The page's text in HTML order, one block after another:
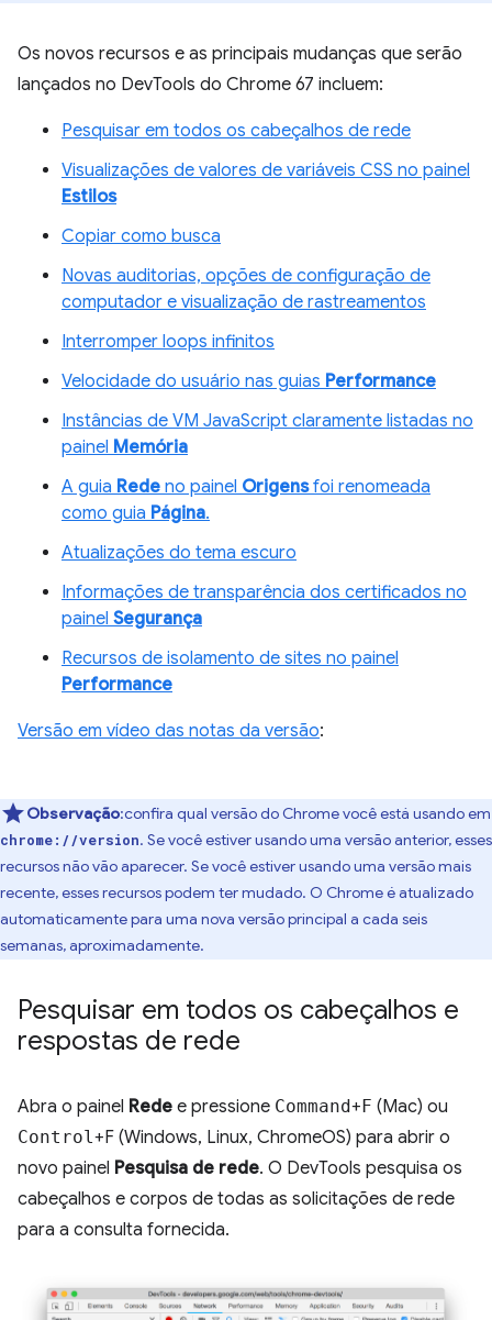
Os novos recursos e as principais mudanças que serão
lançados no DevTools do Chrome 67 incluem:
Pesquisar em todos os cabeçalhos de rede
Visualizações de valores de variáveis CSS no painel
Estilos
Copiar como busca
Novas auditorias, opções de configuração de
computador e visualização de rastreamentos
Interromper loops infinitos
Velocidade do usuário nas guias Performance
Instâncias de VM JavaScript claramente listadas no
painel Memória
A guia Rede no painel Origensfoi renomeada
como guia Página.
Atualizações do tema escuro
Informações de transparência dos certificados no
painel Segurança
Recursos de isolamento de sites no painel
Performance
Versão em vídeo das notas da versão:
Observação:confira qual versão do Chrome você está usando em
chrome://version. Se você estiver usando uma versão anterior, esses
recursos não vão aparecer. Se você estiver usando uma versão mais
recente, esses recursos podem ter mudado. O Chrome é atualizado
automaticamente para uma nova versão principal a cada seis
semanas, aproximadamente.
Pesquisar em todos os cabeçalhos e
respostas de rede
Abra o painel Rede e pressione Command+F (Mac) ou
Control+F (Windows, Linux, ChromeOS) para abrir o
novo painel Pesquisa de rede. O DevTools pesquisa os
cabeçalhos e corpos de todas as solicitações de rede
para a consulta fornecida.